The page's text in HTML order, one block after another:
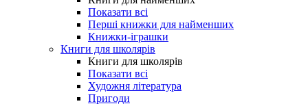
Показати всі
Перші книжки для найменших
Книжки-іграшки
Книги для школярів
Книги для школярів
Показати всі
Художня література
Пригоди